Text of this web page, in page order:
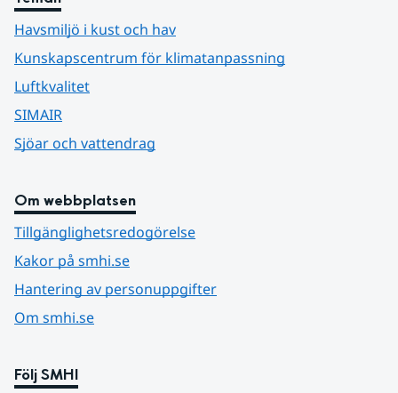
Havsmiljö i kust och hav
Kunskapscentrum för klimatanpassning
Luftkvalitet
SIMAIR
Sjöar och vattendrag
Om webbplatsen
Tillgänglighetsredogörelse
Kakor på smhi.se
Hantering av personuppgifter
Om smhi.se
Följ SMHI